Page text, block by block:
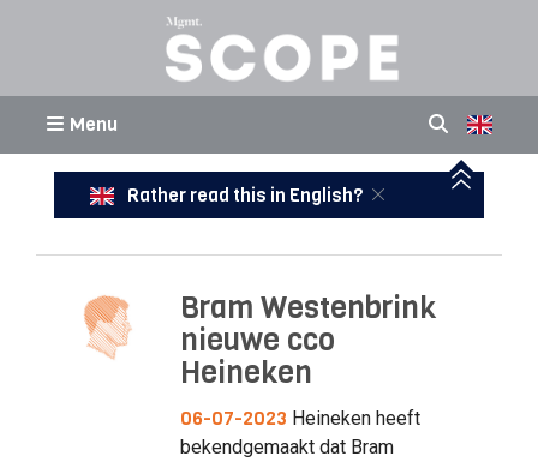
Menu
Rather read this in English?
Bram Westenbrink
nieuwe cco
Heineken
06-07-2023 Heineken heeft
bekendgemaakt dat Bram